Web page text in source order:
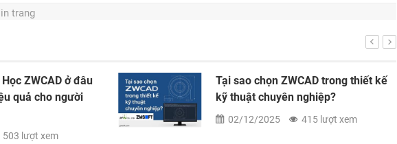
in trang
ZWCAD ở đâu
quả cho người
503 lượt xem
Tại sao chọn ZWCAD trong thiết kế
kỹ thuật chuyên nghiệp?
02/12/2025 415 lượt xem